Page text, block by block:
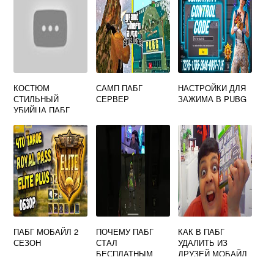
КОСТЮМ
СТИЛЬНЫЙ
УБИЙЦА ПАБГ
САМП ПАБГ
СЕРВЕР
НАСТРОЙКИ ДЛЯ
ЗАЖИМА В PUBG
ПАБГ МОБАЙЛ 2
СЕЗОН
ПОЧЕМУ ПАБГ
СТАЛ
БЕСПЛАТНЫМ
КАК В ПАБГ
УДАЛИТЬ ИЗ
ДРУЗЕЙ МОБАЙЛ